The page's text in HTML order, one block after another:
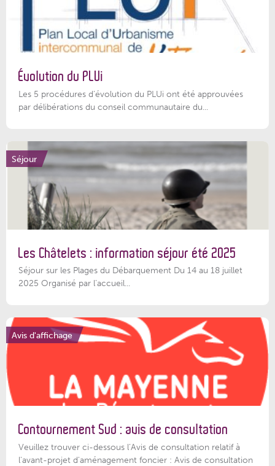
Évolution du PLUi
Les 5 procédures d’évolution du PLUi ont été approuvées
par délibérations du conseil communautaire du...
Séjour
Les Châtelets : information séjour été 2025
Séjour sur les Plages du Débarquement Du 14 au 18 juillet
2025 Organisé par l’accueil...
Avis d'affichage
Contournement Sud : avis de consultation
Veuillez trouver ci-dessous l’Avis de consultation relatif à
l'avant-projet d'aménagement foncier : Avis de consultation